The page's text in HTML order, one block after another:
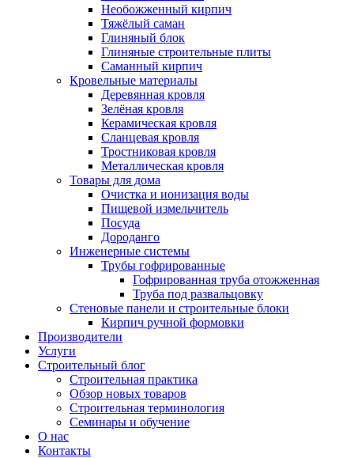
Необожженный кирпич
Тяжёлый саман
Глиняный блок
Глиняные строительные плиты
Саманный кирпич
Кровельные материалы
Деревянная кровля
Зелёная кровля
Керамическая кровля
Сланцевая кровля
Тростниковая кровля
Металлическая кровля
Товары для дома
Очистка и ионизация воды
Пищевой измельчитель
Посуда
Дороданго
Инженерные системы
Трубы гофрированные
Гофрированная труба отожженная
Труба под развальцовку
Стеновые панели и строительные блоки
Кирпич ручной формовки
Производители
Услуги
Строительный блог
Строительная практика
Обзор новых товаров
Строительная терминология
Семинары и обучение
О нас
Контакты